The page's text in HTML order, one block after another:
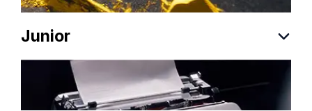
Junior